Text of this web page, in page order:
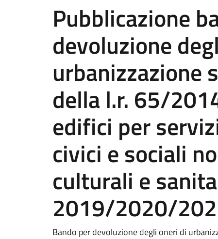
Pubblicazione
devoluzione
urbanizzazione
della l.r. 65/
edifici per
civici e sociali
culturali e
2019/2020/
Bando per devoluzione degli oneri di